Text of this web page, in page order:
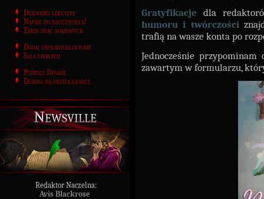
Dzienniki lekcyjne
Napisz do nauczyciela!
Zbiór prac domowych
Dodaj usprawiedliwienie
Sala chorych
Pobierz Devanę
Devana na przeglądarce
Newsville
Redaktor Naczelna:
Avis Blackrose
Gratyfikacje dla
humoru i twórczości
trafią na wasze konta po
Jednocześnie
zawartym w formularzu,